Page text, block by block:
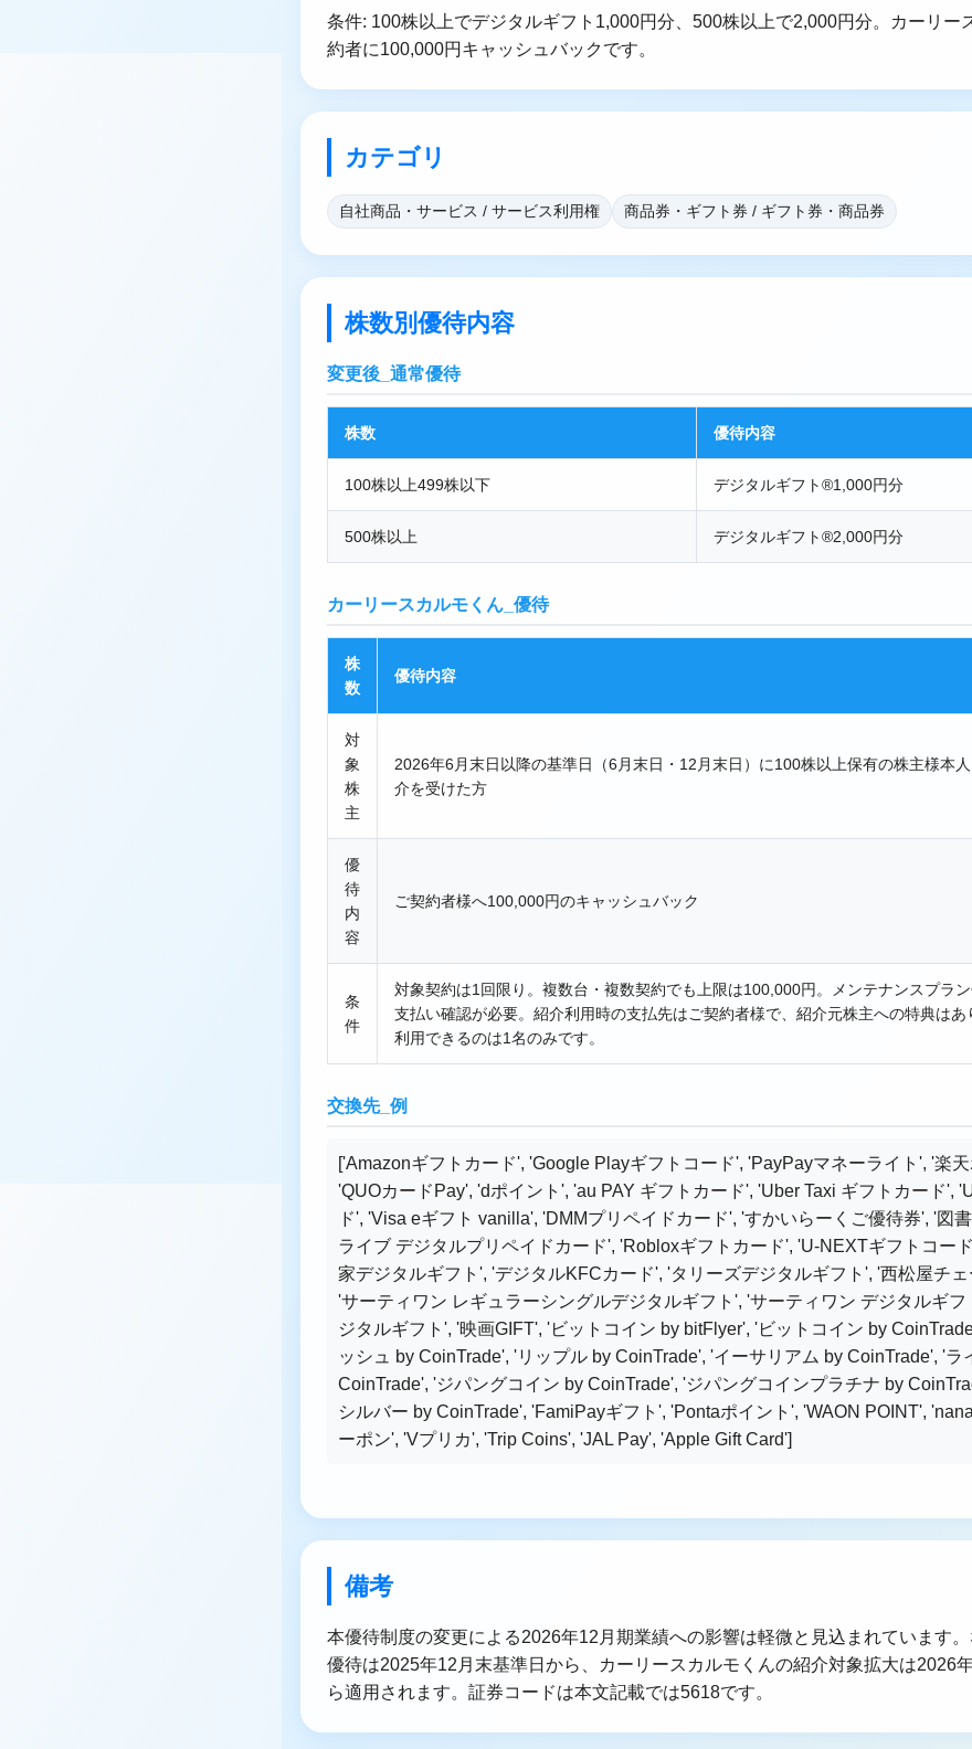
条件: 100株以上でデジタルギフト1,000円分、500株以上で2,000円分。カーリー
約者に100,000円キャッシュバックです。
カテゴリ
自社商品・サービス / サービス利用権 商品券・ギフト券 / ギフト券・商品券
株数別優待内容
変更後_通常優待
株数 優待内容
100株以上499株以下 デジタルギフト®1,000円分
500株以上 デジタルギフト®2,000円分
カーリースカルモくん_優待
株
数
優待内容
対
象
株
主
2026年6月末日以降の基準日（6月末日・12月末日）に100株以上保有の株主様本
介を受けた方
優
待
内
容
ご契約者様へ100,000円のキャッシュバック
条
件
対象契約は1回限り。複数台・複数契約でも上限は100,000円。メンテナンスプラ
支払い確認が必要。紹介利用時の支払先はご契約者様で、紹介元株主への特典はあ
利用できるのは1名のみです。
交換先_例
['Amazonギフトカード', 'Google Playギフトコード', 'PayPayマネーライト', '楽
'QUOカードPay', 'dポイント', 'au PAY ギフトカード', 'Uber Taxi ギフトカード',
ド', 'Visa eギフト vanilla', 'DMMプリペイドカード', 'すかいらーくご優待券', '図
ライブ デジタルプリペイドカード', 'Robloxギフトカード', 'U-NEXTギフトコー
家デジタルギフト', 'デジタルKFCカード', 'タリーズデジタルギフト', '西松屋チ
'サーティワン レギュラーシングルデジタルギフト', 'サーティワン デジタルギ
ジタルギフト', '映画GIFT', 'ビットコイン by bitFlyer', 'ビットコイン by
ッシュ by CoinTrade', 'リップル by CoinTrade', 'イーサリアム by CoinTrade', 'ラ
CoinTrade', 'ジパングコイン by CoinTrade', 'ジパングコインプラチナ by
シルバー by CoinTrade', 'FamiPayギフト', 'Pontaポイント', 'WAON POINT',
ーポン', 'Vプリカ', 'Trip Coins', 'JAL Pay', 'Apple Gift Card']
備考
本優待制度の変更による2026年12月期業績への影響は軽微と見込まれています
優待は2025年12月末基準日から、カーリースカルモくんの紹介対象拡大は2026
ら適用されます。証券コードは本文記載では5618です。